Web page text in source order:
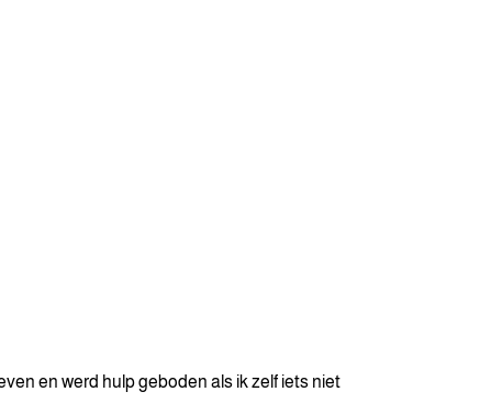
en werd hulp geboden als ik zelf iets niet